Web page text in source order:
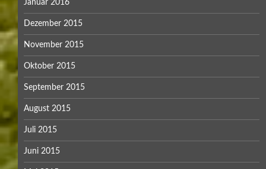
Januar 2016
Dezember 2015
November 2015
Oktober 2015
September 2015
August 2015
Juli 2015
Juni 2015